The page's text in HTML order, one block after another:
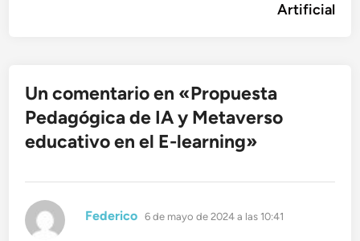
Artificial
Un comentario en «Propuesta
Pedagógica de IA y Metaverso
educativo en el E-learning»
Federico dice:
6 de mayo de 2024 a las 10:41